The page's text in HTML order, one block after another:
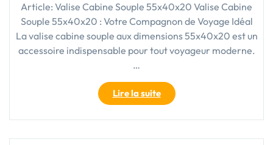
Article: Valise Cabine Souple 55x40x20 Valise Cabine
Souple 55x40x20 : Votre Compagnon de Voyage Idéal
La valise cabine souple aux dimensions 55x40x20 est un
accessoire indispensable pour tout voyageur moderne.
…
Lire la suite"Guide
Pratique
: